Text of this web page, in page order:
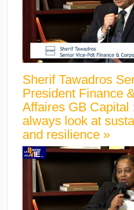
Sherif Tawadros
President Finance
Affaires GB Capital
always look at
and resilience »